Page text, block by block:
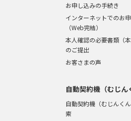
お申し込みの手続き
インターネットでのお
（Web完結）
本人確認の必要書類（本
のご提出
お客さまの声
自動契約機（むじん
自動契約機（むじんく
索